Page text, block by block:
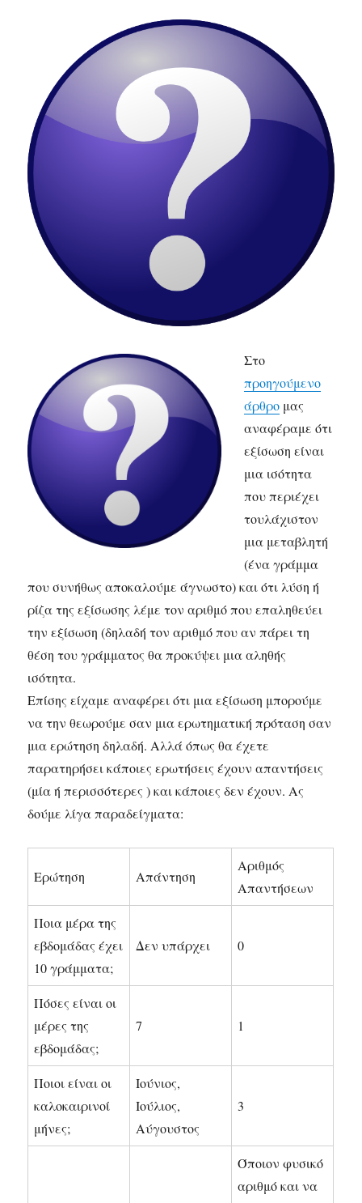
Στο
προηγούμενο
άρθρο μας
αναφέραμε ότι
εξίσωση είναι
μια ισότητα
που περιέχει
τουλάχιστον
μια μεταβλητή
(ένα γράμμα
που συνήθως αποκαλούμε άγνωστο) και ότι λύση ή
ρίζα της εξίσωσης λέμε τον αριθμό που επαληθεύει
την εξίσωση (δηλαδή τον αριθμό που αν πάρει τη
θέση του γράμματος θα προκύψει μια αληθής
ισότητα.
Επίσης είχαμε αναφέρει ότι μια εξίσωση μπορούμε
να την θεωρούμε σαν μια ερωτηματική πρόταση σαν
μια ερώτηση δηλαδή. Αλλά όπως θα έχετε
παρατηρήσει κάποιες ερωτήσεις έχουν απαντήσεις
(μία ή περισσότερες ) και κάποιες δεν έχουν. Ας
δούμε λίγα παραδείγματα:
Ερώτηση Απάντηση
Αριθμός
Απαντήσεων
Ποια μέρα της
εβδομάδας έχει
10 γράμματα;
Δεν υπάρχει 0
Πόσες είναι οι
μέρες της
εβδομάδας;
7 1
Ποιοι είναι οι
καλοκαιρινοί
μήνες;
Ιούνιος,
Ιούλιος,
Αύγουστος
3
Όποιον φυσικό
αριθμό και να